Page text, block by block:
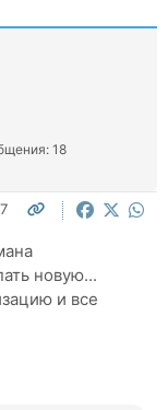
18
новую...
и все